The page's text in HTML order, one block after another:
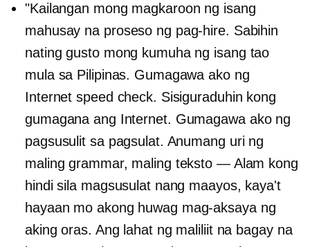
"Kailangan mong magkaroon ng isang
mahusay na proseso ng pag-hire. Sabihin
nating gusto mong kumuha ng isang tao
mula sa Pilipinas. Gumagawa ako ng
Internet speed check. Sisiguraduhin kong
gumagana ang Internet. Gumagawa ako ng
pagsusulit sa pagsulat. Anumang uri ng
maling grammar, maling teksto — Alam kong
hindi sila magsusulat nang maayos, kaya't
hayaan mo akong huwag mag-aksaya ng
aking oras. Ang lahat ng maliliit na bagay na